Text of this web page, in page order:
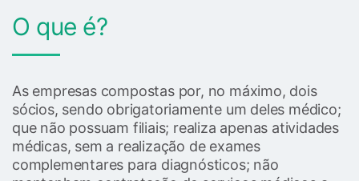
O que é?
As empresas compostas por, no máximo, dois
sócios, sendo obrigatoriamente um deles médico;
que não possuam filiais; realiza apenas atividades
médicas, sem a realização de exames
complementares para diagnósticos; não